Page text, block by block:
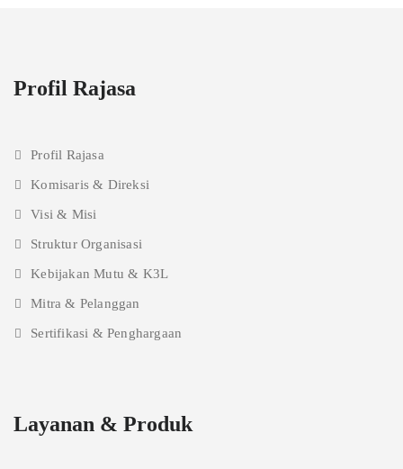
Profil Rajasa
Profil Rajasa
Komisaris & Direksi
Visi & Misi
Struktur Organisasi
Kebijakan Mutu & K3L
Mitra & Pelanggan
Sertifikasi & Penghargaan
Layanan & Produk